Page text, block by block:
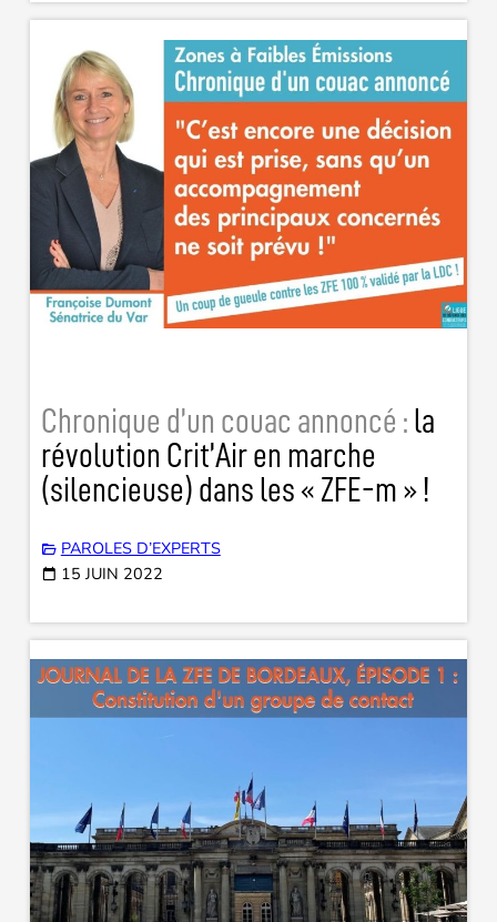
Chronique d’un couac annoncé : la
révolution Crit’Air en marche
(silencieuse) dans les « ZFE-m » !
PAROLES D’EXPERTS
15 JUIN 2022